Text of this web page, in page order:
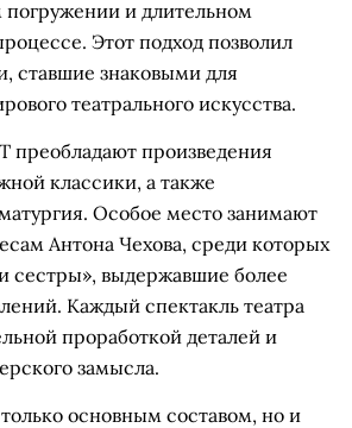
погружении и длительном
Этот подход позволил
ставшие знаковыми для
театрального искусства.
преобладают произведения
классики, а также
Особое место занимают
Антона Чехова, среди которых
сестры», выдержавшие более
Каждый спектакль театра
проработкой деталей и
замысла.
основным составом, но и